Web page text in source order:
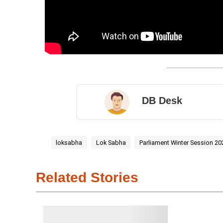
DB Desk
loksabha Lok Sabha Parliament Winter Session
Related Stories